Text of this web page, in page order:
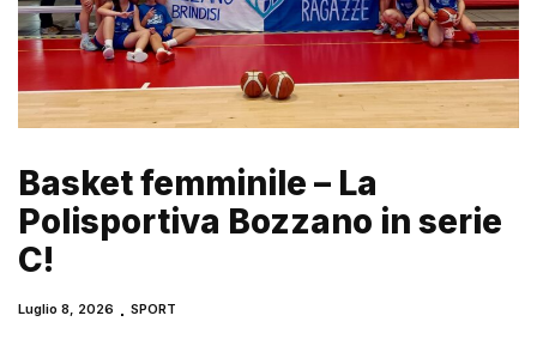
Basket femminile – La
Polisportiva Bozzano in serie
C!
Luglio 8, 2026 SPORT